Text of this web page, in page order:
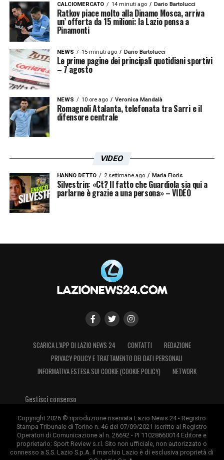
CALCIOMERCATO 14 minuti ago Dario Bartolucci
Ratkov piace molto alla Dinamo Mosca, arriva
un’ offerta da 15 milioni: la Lazio pensa a
Pinamonti
NEWS 15 minuti ago Dario Bartolucci
Le prime pagine dei principali quotidiani sportivi
– 7 agosto
NEWS 10 ore ago Veronica Mandalà
Romagnoli Atalanta, telefonata tra Sarri e il
difensore centrale
VIDEO
HANNO DETTO 2 settimane ago Maria Floris
Silvestrin: «Ct? Il fatto che Guardiola sia qui a
parlarne è grazie a una persona» – VIDEO
SCARICA L’APP DI LAZIO NEWS 24 CONTATTI
REDAZIONE
PRIVACY POLICY E TRATTAMENTO DEI DATI PERSONALI
INFORMATIVA ESTESA SUI COOKIE (COOKIE POLICY)
NETWORK
Gestisci consenso
Copyright 2026 © riproduzione riservata Lazio News 24 - Registro
Stampa Tribunale di Torino n. 46 del 07/09/2021 Iscritto al Registro
Operatori di Comunicazione al n. 26692 - PI 11028660014 Editore e
proprietario: Sport Review s.r.l. Sito non ufficiale, non autorizzato o
connesso a S.S. Lazio S.p.A. Il marchio Lazio è di esclusiva proprietà di